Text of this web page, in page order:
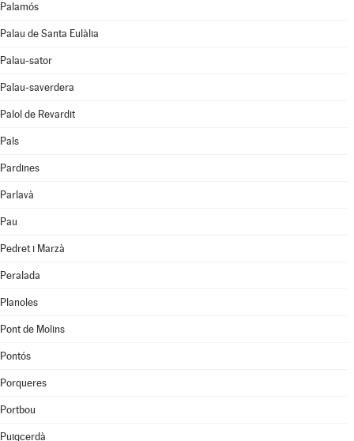
Palamós
Palau de Santa Eulàlia
Palau-sator
Palau-saverdera
Palol de Revardit
Pals
Pardines
Parlavà
Pau
Pedret i Marzà
Peralada
Planoles
Pont de Molins
Pontós
Porqueres
Portbou
Puigcerdà